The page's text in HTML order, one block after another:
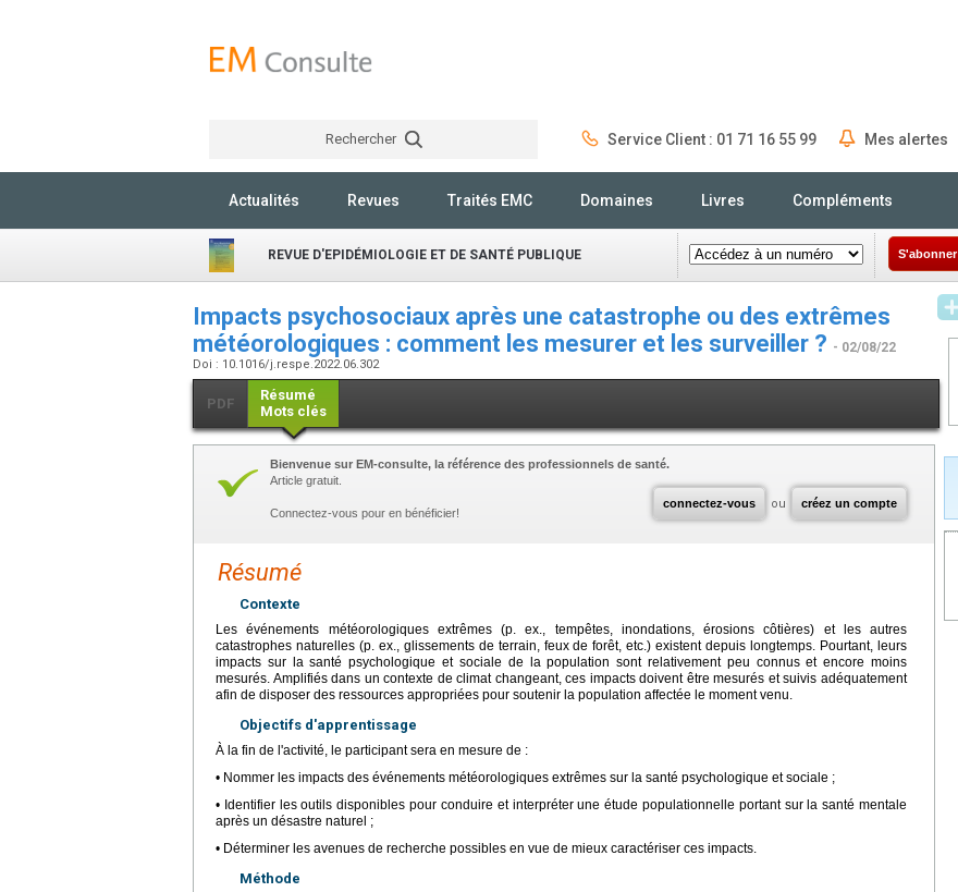
Rechercher Service Client : 01 71 16 55 99 Mes alertes
Actualités Revues Traités EMC Domaines Livres Compléments
REVUE D'EPIDÉMIOLOGIE ET DE SANTÉ PUBLIQUE S'abonner
Impacts psychosociaux après une catastrophe ou des extrêmes
météorologiques : comment les mesurer et les surveiller ? - 02/08/22
Doi : 10.1016/j.respe.2022.06.302
PDF
Résumé
Mots clés
connectez-vous ou créez un compte
Bienvenue sur EM-consulte, la référence des professionnels de santé.
Article gratuit.
Connectez-vous pour en bénéficier!
Résumé
Contexte
Les événements météorologiques extrêmes (p. ex., tempêtes, inondations, érosions côtières) et les autres
catastrophes naturelles (p. ex., glissements de terrain, feux de forêt, etc.) existent depuis longtemps. Pourtant, leurs
impacts sur la santé psychologique et sociale de la population sont relativement peu connus et encore moins
mesurés. Amplifiés dans un contexte de climat changeant, ces impacts doivent être mesurés et suivis adéquatement
afin de disposer des ressources appropriées pour soutenir la population affectée le moment venu.
Objectifs d'apprentissage
À la fin de l'activité, le participant sera en mesure de :
• Nommer les impacts des événements météorologiques extrêmes sur la santé psychologique et sociale ;
• Identifier les outils disponibles pour conduire et interpréter une étude populationnelle portant sur la santé mentale
après un désastre naturel ;
• Déterminer les avenues de recherche possibles en vue de mieux caractériser ces impacts.
Méthode